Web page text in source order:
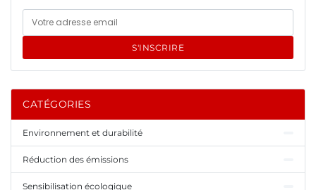
S'INSCRIRE
CATÉGORIES
Environnement et durabilité
Réduction des émissions
Sensibilisation écologique